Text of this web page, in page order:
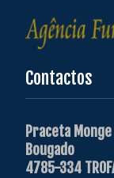
Contactos
Praceta
Bougado
4785-334